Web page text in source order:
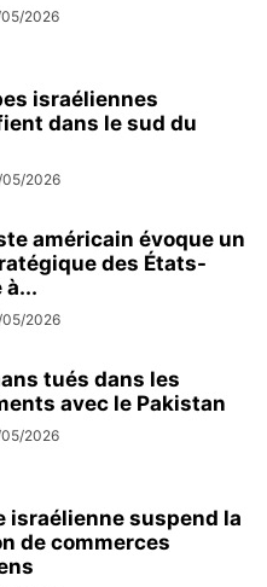
2026
israéliennes
dans le sud du
2026
américain évoque un
des États-
à...
2026
tués dans les
avec le Pakistan
2026
israélienne suspend la
de commerces